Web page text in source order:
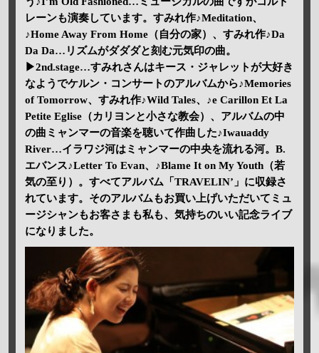
レーンも演奏しています。すみれ作♪Meditation、
♪Home Away From Home（自分の家）、すみれ作♪Da
Da Da…リズムがダダダと刻む元気印の曲。
▶2nd.stage…すみれさんはキース・ジャレットが大好き
なようでケルン・コンサートのアルバムから♪Memories
of Tomorrow、すみれ作♪Wild Tales、♪e Carillon Et La
Petite Eglise（カリヨンと小さな教会）、アルバムの中
の曲ミャンマーの音楽を聴いて作曲した♪Iwauaddy
River…イラワジ河はミャンマーの中央を流れる河。B.
エバンス♪Letter To Evan、♪Blame It on My Youth（若
気の至り）。すべてアルバム「TRAVELIN’」に収録さ
れています。そのアルバムもお買い上げいただいてミュ
ージシャンもお客さまも私も、気持ちのいい記念ライブ
になりました。